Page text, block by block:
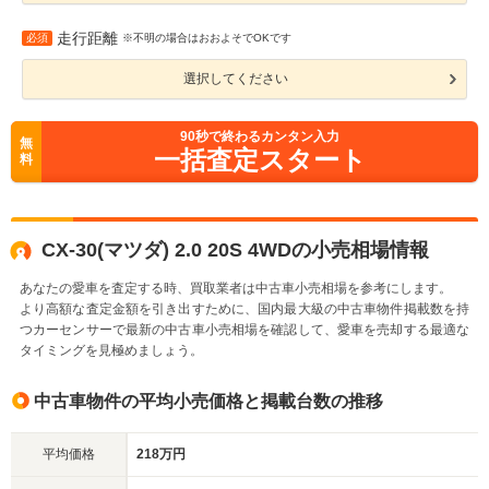
必須 走行距離 ※不明の場合はおおよそでOKです
選択してください
無
料
90秒で終わるカンタン入力
一括査定スタート
CX-30(マツダ) 2.0 20S 4WDの小売相場情報
あなたの愛車を査定する時、買取業者は中古車小売相場を参考にします。
より高額な査定金額を引き出すために、国内最大級の中古車物件掲載数を持
つカーセンサーで最新の中古車小売相場を確認して、愛車を売却する最適な
タイミングを見極めましょう。
中古車物件の平均小売価格と掲載台数の推移
平均価格 218万円